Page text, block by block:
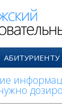
АБИТУРИЕНТУ